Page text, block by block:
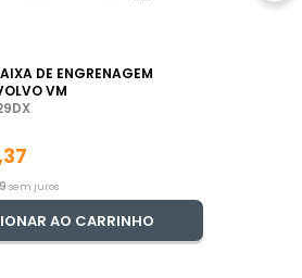
DE ENGRENAGEM
VM
37
sem juros
AO CARRINHO